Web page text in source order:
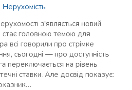
Нерухомість
з'являється новий
стає головною темою для
всі говорили про стрімке
сьогодні — про доступність
переключається на рівень
ставки. Але досвід показує: